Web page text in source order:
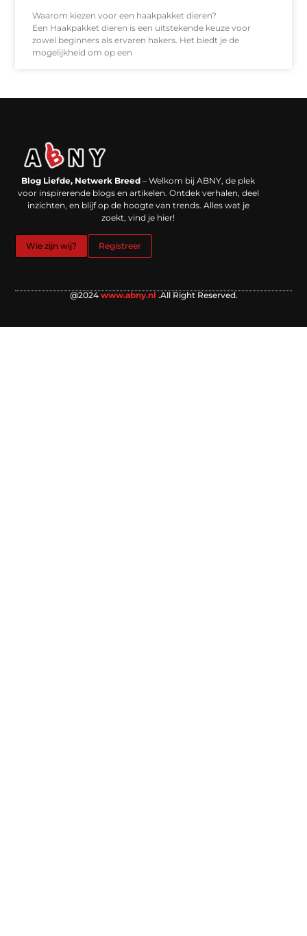
Waarom kiezen voor een haakpakket dieren?
Een Haakpakket dieren is een uitstekende keuze voor
zowel beginners als ervaren hakers. Het biedt je de
mogelijkheid om op een
Blog Liefde, Netwerk Breed – Welkom bij ABNY, de plek
voor inspirerende blogs en artikelen. Ontdek verhalen, deel
inzichten, en blijf op de hoogte van trends. Alles wat je
zoekt, vind je hier!
Wie zijn wij? Registreer
@2024 www.abny.nl .All Right Reserved.